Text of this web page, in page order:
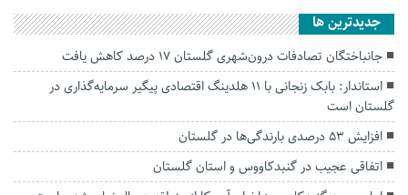
جديدترين ها
جانباختگان تصادفات درون‌شهری گلستان ۱۷ درصد کاهش یافت
استاندار: بابک زنجانی با ۱۱ هلدینگ اقتصادی پیگیر سرمایه‌گذاری در
گلستان است
افزایش ۵۳ درصدی بارندگی‌ها در گلستان
اتفاقی عجیب در‌ گنبدکاووس و استان گلستان